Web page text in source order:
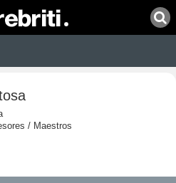
/ Maestros